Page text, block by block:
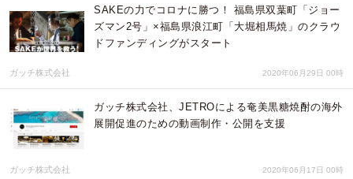
SAKEの力でコロナに勝つ！ 福島県双葉町「ジョー
ズマン2号」×福島県浪江町「大堀相馬焼」のクラウ
ドファンディングがスタート
ガッチ株式会社 2020年06月29日 00時
ガッチ株式会社、JETROによる奄美黒糖焼酎の海外
展開促進のための動画制作・公開を支援
ガッチ株式会社 2020年06月17日 00時